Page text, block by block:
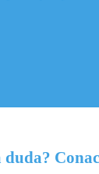
duda?